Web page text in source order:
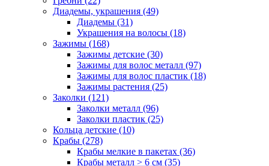
Диадемы, украшения (49)
Диадемы (31)
Украшения на волосы (18)
Зажимы (168)
Зажимы детские (30)
Зажимы для волос металл (97)
Зажимы для волос пластик (18)
Зажимы растения (25)
Заколки (121)
Заколки металл (96)
Заколки пластик (25)
Кольца детские (10)
Крабы (278)
Крабы мелкие в пакетах (36)
Крабы металл > 6 см (35)